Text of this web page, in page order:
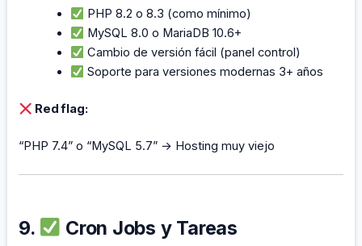
PHP 8.2 o 8.3 (como mínimo)
MySQL 8.0 o MariaDB 10.6+
Cambio de versión fácil (panel control)
Soporte para versiones modernas 3+ años
Red flag:
“PHP 7.4” o “MySQL 5.7” → Hosting muy viejo
9.
Cron Jobs y Tareas